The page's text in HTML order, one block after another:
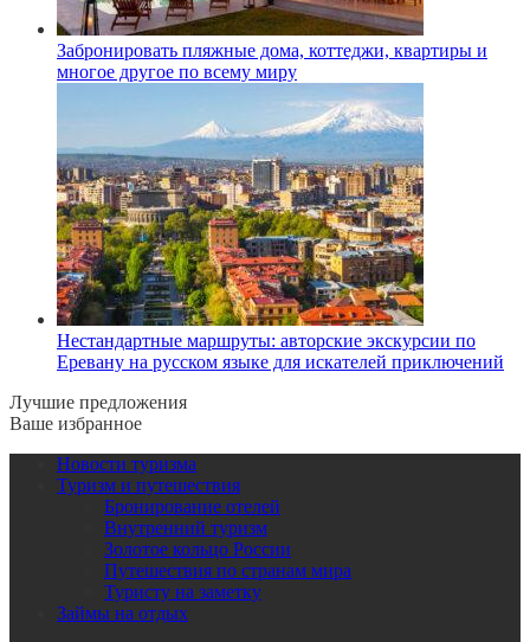
Забронировать пляжные дома, коттеджи, квартиры и
многое другое по всему миру
Нестандартные маршруты: авторские экскурсии по
Еревану на русском языке для искателей приключений
Лучшие предложения
Ваше избранное
Новости туризма
Туризм и путешествия
Бронирование отелей
Внутренний туризм
Золотое кольцо России
Путешествия по странам мира
Туристу на заметку
Займы на отдых